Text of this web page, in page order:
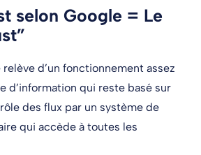
selon Google = Le
relève d’un fonctionnement assez
d’information qui reste basé sur
des flux par un système de
qui accède à toutes les